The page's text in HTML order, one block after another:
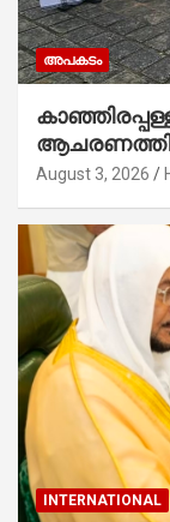
അപകടം
കാൽനാട്ട്
August 3, 2026
INTERNATIONAL